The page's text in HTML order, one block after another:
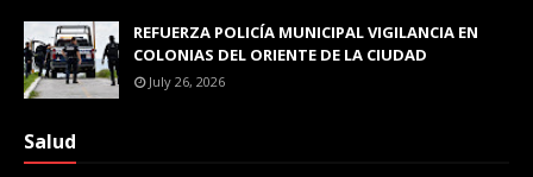
REFUERZA POLICÍA MUNICIPAL VIGILANCIA EN
COLONIAS DEL ORIENTE DE LA CIUDAD
July 26, 2026
Salud